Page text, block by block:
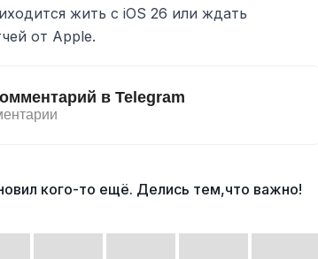
жить с iOS 26 или ждать
от Apple.